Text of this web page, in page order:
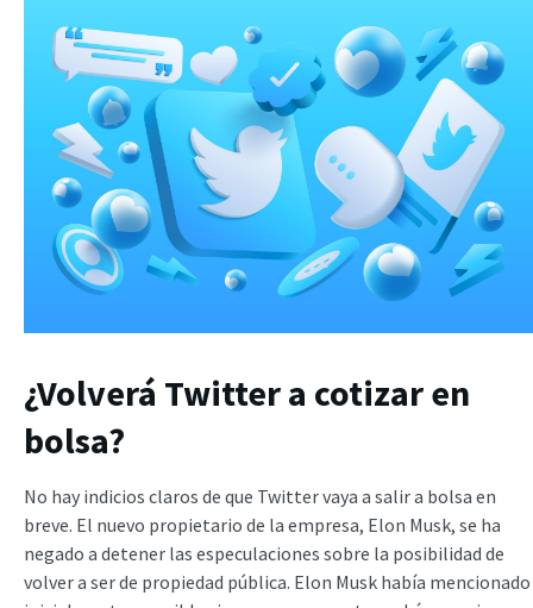
¿Volverá Twitter a cotizar en
bolsa?
No hay indicios claros de que Twitter vaya a salir a bolsa en
breve. El nuevo propietario de la empresa, Elon Musk, se ha
negado a detener las especulaciones sobre la posibilidad de
volver a ser de propiedad pública. Elon Musk había mencionado